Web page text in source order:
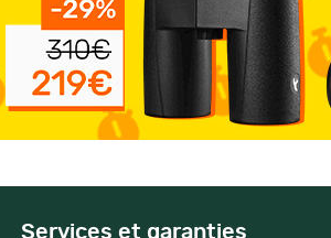
Services et garanties